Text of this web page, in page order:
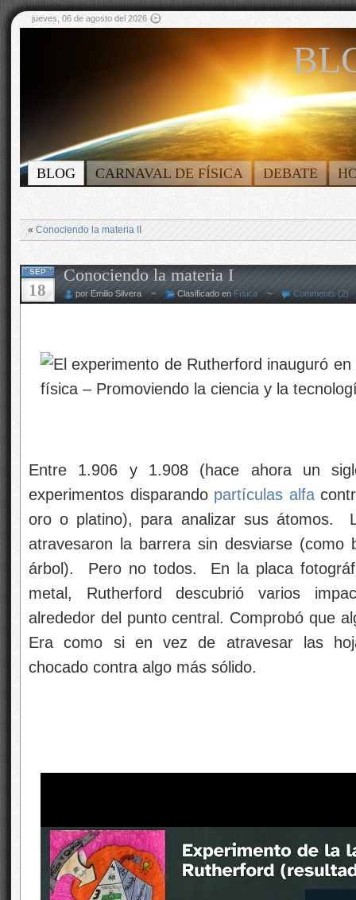
jueves, 06 de agosto del 2026
BLOG CARNAVAL DE FÍSICA DEBATE
« Conociendo la materia II
SEP
18
Conociendo la materia I
por Emilio Silvera ~ Clasificado en Física~ Comments (2)
Entre 1.906 y 1.908 (hace ahora un
experimentos disparando partículas alfa
oro o platino), para analizar sus átomos.
atravesaron la barrera sin desviarse
árbol). Pero no todos. En la placa
metal, Rutherford descubrió varios
alrededor del punto central. Comprobó que
Era como si en vez de atravesar las
chocado contra algo más sólido.